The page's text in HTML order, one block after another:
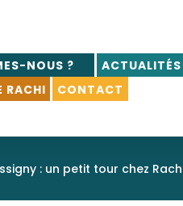
NOUS ? ACTUALITÉS
RACHI
CONTACT
: un petit tour chez